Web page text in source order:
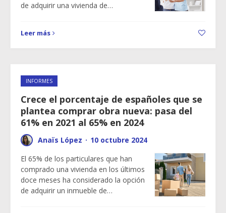
de adquirir una vivienda de…
Leer más
INFORMES
Crece el porcentaje de españoles que se
plantea comprar obra nueva: pasa del
61% en 2021 al 65% en 2024
Anaïs López · 10 octubre 2024
El 65% de los particulares que han
comprado una vivienda en los últimos
doce meses ha considerado la opción
de adquirir un inmueble de…